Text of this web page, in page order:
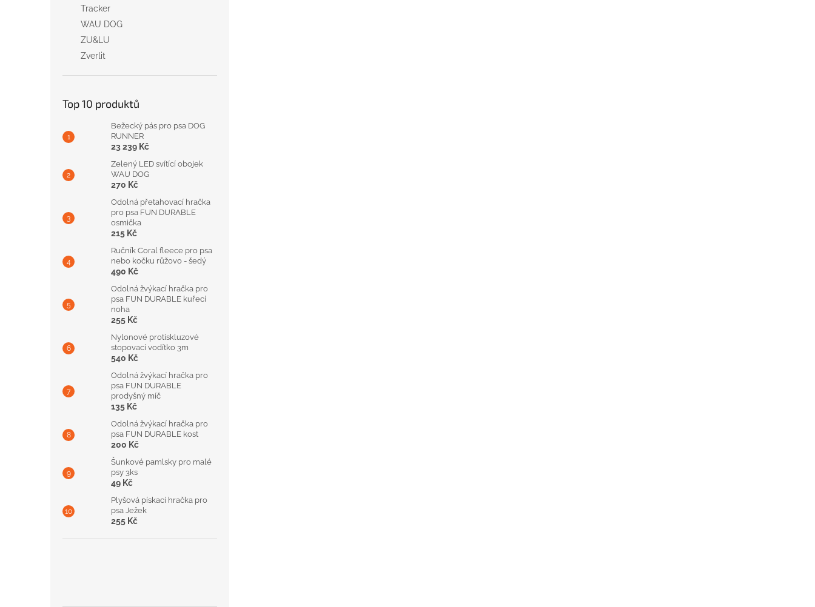
Tracker
WAU DOG
ZU&LU
Zverlit
Top 10 produktů
Bežecký pás pro psa DOG
RUNNER
23 239 Kč
Zelený LED svítící obojek
WAU DOG
270 Kč
Odolná přetahovací hračka
pro psa FUN DURABLE
osmička
215 Kč
Ručník Coral fleece pro psa
nebo kočku růžovo - šedý
490 Kč
Odolná žvýkací hračka pro
psa FUN DURABLE kuřecí
noha
255 Kč
Nylonové protiskluzové
stopovací vodítko 3m
540 Kč
Odolná žvýkací hračka pro
psa FUN DURABLE
prodyšný míč
135 Kč
Odolná žvýkací hračka pro
psa FUN DURABLE kost
200 Kč
Šunkové pamlsky pro malé
psy 3ks
49 Kč
Plyšová pískací hračka pro
psa Ježek
255 Kč